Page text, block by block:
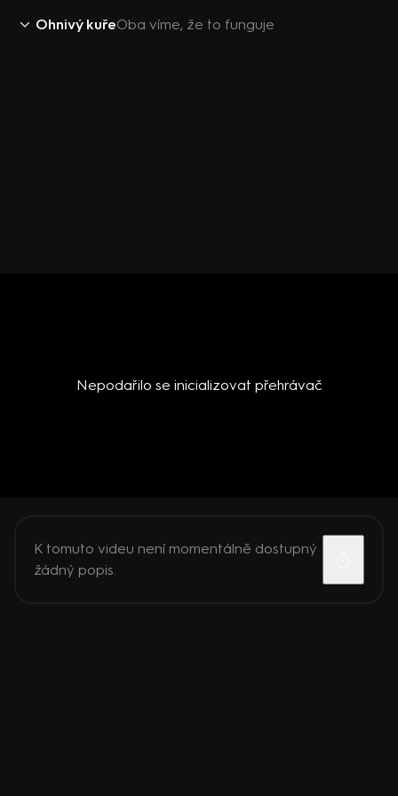
Ohnivý kuřeOba víme, že to funguje
Nepodařilo se inicializovat přehrávač
K tomuto videu není momentálně dostupný
žádný popis.